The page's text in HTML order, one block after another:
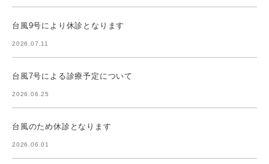
台風9号により休診となります
2026.07.11
台風7号による診療予定について
2026.06.25
台風のため休診となります
2026.06.01